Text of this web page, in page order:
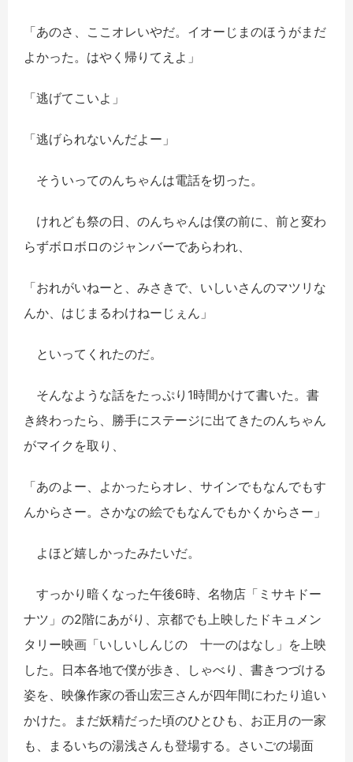
「あのさ、ここオレいやだ。イオーじまのほうがまだ
よかった。はやく帰りてえよ」
「逃げてこいよ」
「逃げられないんだよー」
そういってのんちゃんは電話を切った。
けれども祭の日、のんちゃんは僕の前に、前と変わ
らずボロボロのジャンバーであらわれ、
「おれがいねーと、みさきで、いしいさんのマツリな
んか、はじまるわけねーじぇん」
といってくれたのだ。
そんなような話をたっぷり1時間かけて書いた。書
き終わったら、勝手にステージに出てきたのんちゃん
がマイクを取り、
「あのよー、よかったらオレ、サインでもなんでもす
んからさー。さかなの絵でもなんでもかくからさー」
よほど嬉しかったみたいだ。
すっかり暗くなった午後6時、名物店「ミサキドー
ナツ」の2階にあがり、京都でも上映したドキュメン
タリー映画「いしいしんじの 十一のはなし」を上映
した。日本各地で僕が歩き、しゃべり、書きつづける
姿を、映像作家の香山宏三さんが四年間にわたり追い
かけた。まだ妖精だった頃のひとひも、お正月の一家
も、まるいちの湯浅さんも登場する。さいごの場面